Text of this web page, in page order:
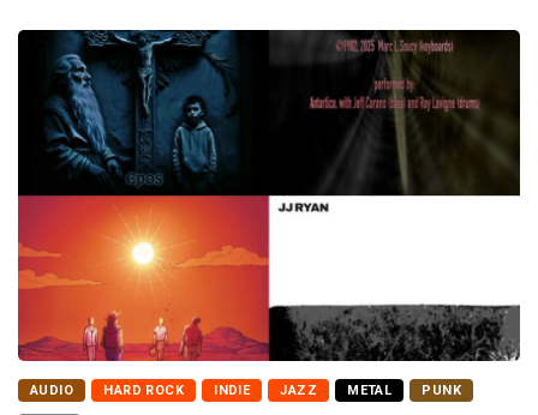
AUDIO HARD ROCK INDIE JAZZ METAL PUNK